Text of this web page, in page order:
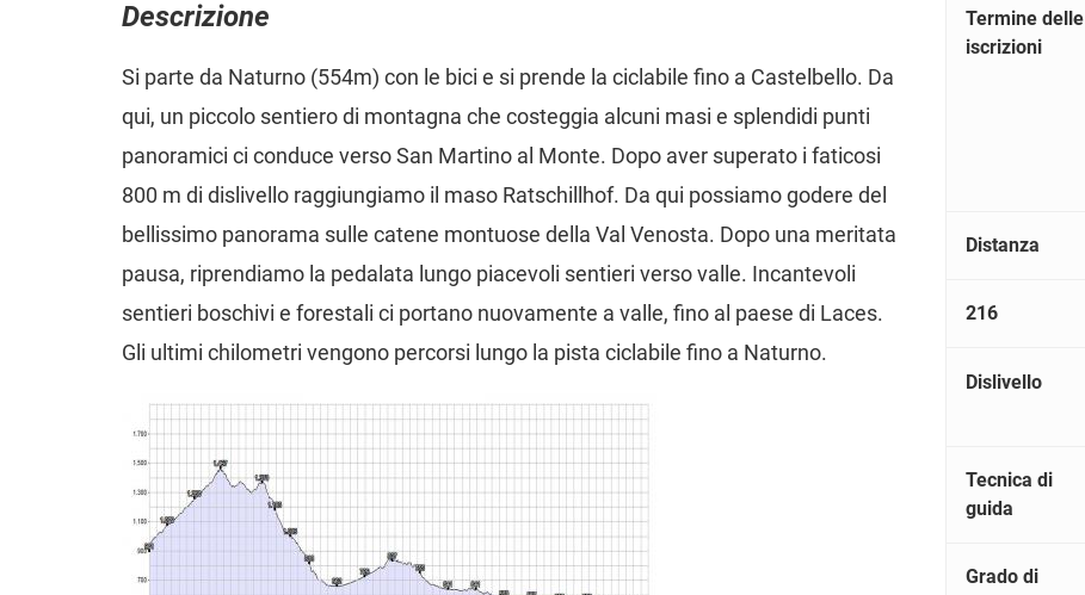
Termine delle
iscrizioni
Distanza
216
Dislivello
Tecnica di
guida
Grado di
Descrizione
Si parte da Naturno (554m) con le bici e si prende la ciclabile fino a Castelbello. Da
qui, un piccolo sentiero di montagna che costeggia alcuni masi e splendidi punti
panoramici ci conduce verso San Martino al Monte. Dopo aver superato i faticosi
800 m di dislivello raggiungiamo il maso Ratschillhof. Da qui possiamo godere del
bellissimo panorama sulle catene montuose della Val Venosta. Dopo una meritata
pausa, riprendiamo la pedalata lungo piacevoli sentieri verso valle. Incantevoli
sentieri boschivi e forestali ci portano nuovamente a valle, fino al paese di Laces.
Gli ultimi chilometri vengono percorsi lungo la pista ciclabile fino a Naturno.